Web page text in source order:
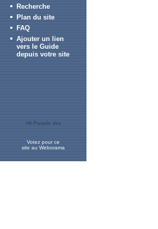
Recherche
Plan du site
FAQ
Ajouter un lien
vers le Guide
depuis votre site
Votez pour ce
site au Weborama